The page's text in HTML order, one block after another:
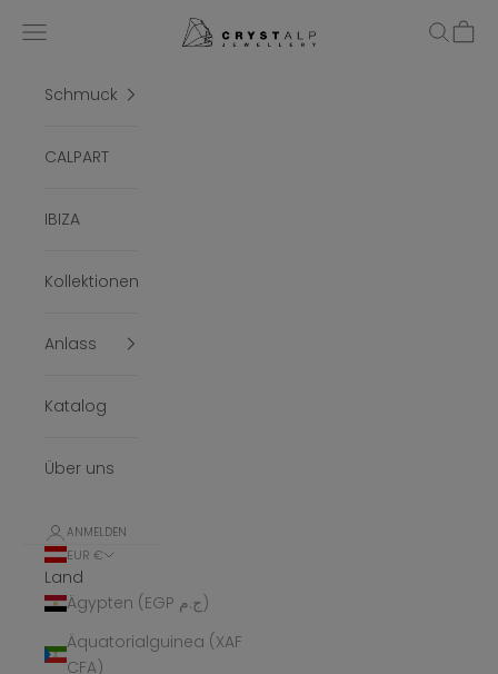
crystalpjewelry
Menü Suchen
Schmuck
CALPART
IBIZA
Kollektionen
Anlass
Katalog
Über uns
ANMELDEN
EUR €
Land
Ägypten (EGP ج.م)
Äquatorialguinea (XAF
CFA)